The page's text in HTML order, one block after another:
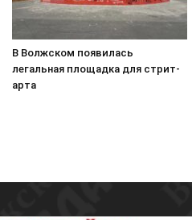
В Волжском появилась
легальная площадка для стрит-
арта